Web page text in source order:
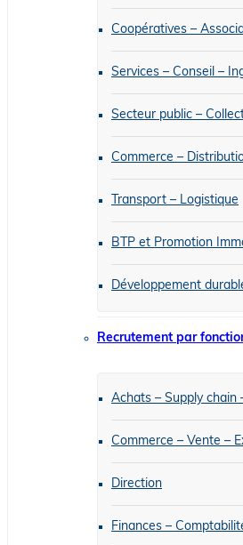
Coopératives –
Services – Conseil –
Secteur public –
Commerce –
Transport – Logistique
BTP et Promotion
Développement
Recrutement par
Achats – Supply chain
Commerce – Vente –
Direction
Finances –